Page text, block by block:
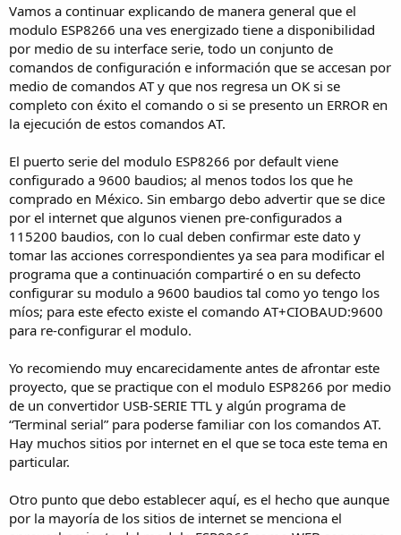
Vamos a continuar explicando de manera general que el
modulo ESP8266 una ves energizado tiene a disponibilidad
por medio de su interface serie, todo un conjunto de
comandos de configuración e información que se accesan por
medio de comandos AT y que nos regresa un OK si se
completo con éxito el comando o si se presento un ERROR en
la ejecución de estos comandos AT.
El puerto serie del modulo ESP8266 por default viene
configurado a 9600 baudios; al menos todos los que he
comprado en México. Sin embargo debo advertir que se dice
por el internet que algunos vienen pre-configurados a
115200 baudios, con lo cual deben confirmar este dato y
tomar las acciones correspondientes ya sea para modificar el
programa que a continuación compartiré o en su defecto
configurar su modulo a 9600 baudios tal como yo tengo los
míos; para este efecto existe el comando AT+CIOBAUD:9600
para re-configurar el modulo.
Yo recomiendo muy encarecidamente antes de afrontar este
proyecto, que se practique con el modulo ESP8266 por medio
de un convertidor USB-SERIE TTL y algún programa de
“Terminal serial” para poderse familiar con los comandos AT.
Hay muchos sitios por internet en el que se toca este tema en
particular.
Otro punto que debo establecer aquí, es el hecho que aunque
por la mayoría de los sitios de internet se menciona el